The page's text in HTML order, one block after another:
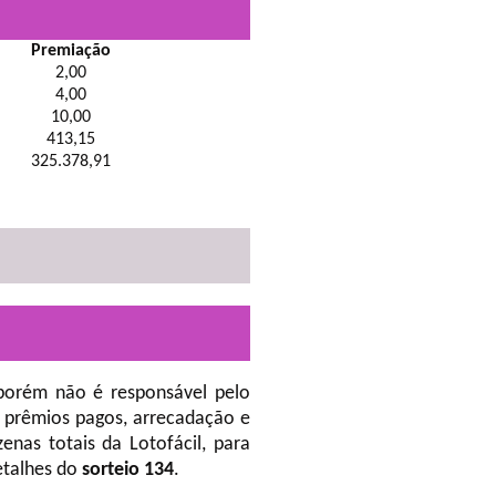
Premiação
2,00
4,00
10,00
413,15
325.378,91
não é responsável pelo
pagos, arrecadação e
totais da Lotofácil, para
do sorteio 134.